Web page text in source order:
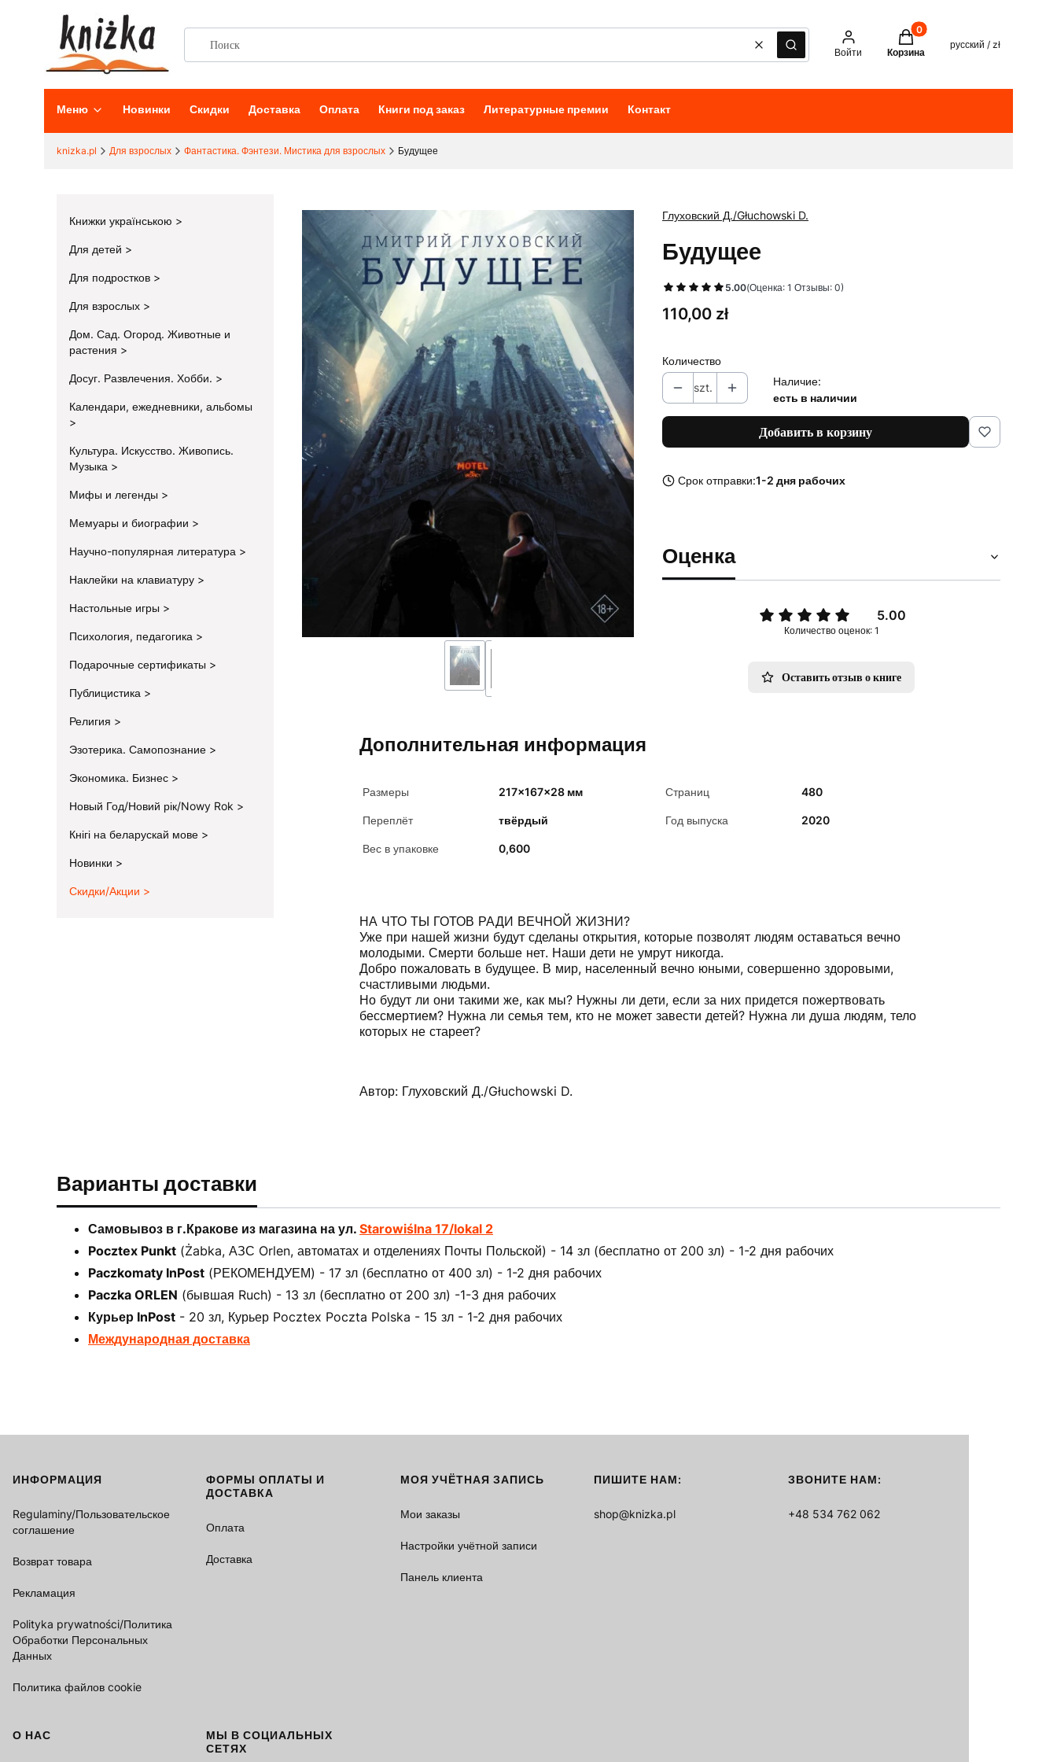
ОчиститьПоиск Войти
Товары в корзине: 0. See
Корзина
русский / zł
Меню Новинки Скидки Доставка Оплата Книги под заказ Литературные премии Контакт
knizka.pl Для взрослых Фантастика. Фэнтези. Мистика для взрослых Будущее
Книжки українською
Для детей
Для подростков
Для взрослых
Дом. Сад. Огород. Животные и
растения
Досуг. Развлечения. Хобби.
Календари, ежедневники, альбомы
Культура. Искусство. Живопись.
Музыка
Мифы и легенды
Мемуары и биографии
Научно-популярная литература
Наклейки на клавиатуру
Настольные игры
Психология, педагогика
Подарочные сертификаты
Публицистика
Религия
Эзотерика. Самопознание
Экономика. Бизнес
Новый Год/Новий рік/Nowy Rok
Кнігі на беларускай мове
Новинки
Скидки/Акции
Глуховский Д./Głuchowski D.
Будущее
5.00(Оценка: 1 Отзывы: 0)
Цена
110,00 zł
Количество
szt.
Наличие:
есть в наличии
Добавить в корзину
Срок отправки:1-2 дня рабочих
Оценка
5.00
Количество оценок: 1
Оставить отзыв о книге
Дополнительная информация
Размеры 217x167x28 мм Страниц 480
Переплёт твёрдый Год выпуска 2020
Вес в упаковке 0,600
НА ЧТО ТЫ ГОТОВ РАДИ ВЕЧНОЙ ЖИЗНИ?
Уже при нашей жизни будут сделаны открытия, которые позволят людям оставаться вечно
молодыми. Смерти больше нет. Наши дети не умрут никогда.
Добро пожаловать в будущее. В мир, населенный вечно юными, совершенно здоровыми,
счастливыми людьми.
Но будут ли они такими же, как мы? Нужны ли дети, если за них придется пожертвовать
бессмертием? Нужна ли семья тем, кто не может завести детей? Нужна ли душа людям, тело
которых не стареет?
Автор: Глуховский Д./Głuchowski D.
Варианты доставки
Самовывоз в г.Кракове из магазина на ул. Starowiślna 17/lokal 2
Pocztex Punkt (Żabka, АЗС Orlen, автоматах и отделениях Почты Польской) - 14 зл (бесплатно от 200 зл) - 1-2 дня рабочих
Paczkomaty InPost (РЕКОМЕНДУЕМ) - 17 зл (бесплатно от 400 зл) - 1-2 дня рабочих
Paczka ORLEN (бывшая Ruch) - 13 зл (бесплатно от 200 зл) -1-3 дня рабочих
Курьер InPost - 20 зл, Курьер Pocztex Poczta Polska - 15 зл - 1-2 дня рабочих
Международная доставка
Footer menu
ИНФОРМАЦИЯ
Regulaminy/Пользовательское
соглашение
Возврат товара
Рекламация
Polityka prywatności/Политика
Обработки Персональных
Данных
Политика файлов cookie
ФОРМЫ ОПЛАТЫ И
ДОСТАВКА
Оплата
Доставка
МОЯ УЧЁТНАЯ ЗАПИСЬ
Мои заказы
Настройки учётной записи
Панель клиента
ПИШИТЕ НАМ:
shop@knizka.pl
ЗВОНИТЕ НАМ:
+48 534 762 062
О НАС
МЫ В СОЦИАЛЬНЫХ
СЕТЯХ